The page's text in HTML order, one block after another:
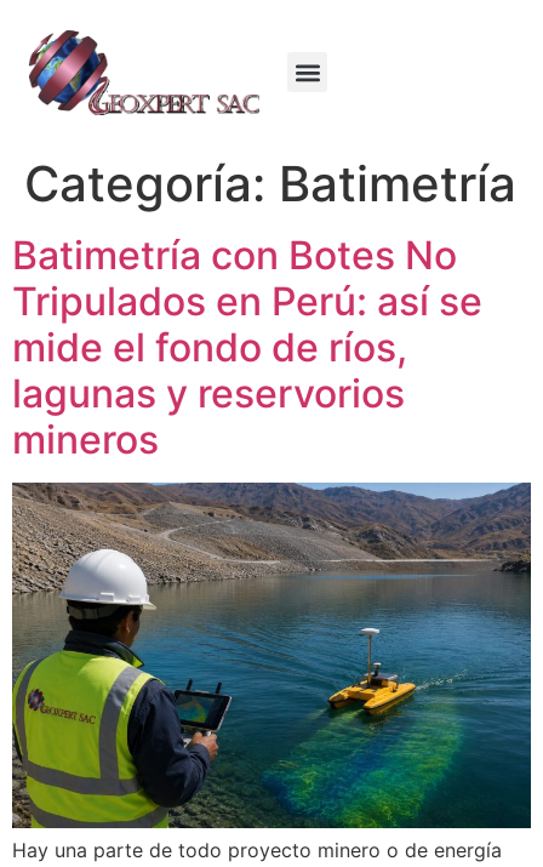
Categoría: Batimetría
Batimetría con Botes No
Tripulados en Perú: así se
mide el fondo de ríos,
lagunas y reservorios
mineros
Hay una parte de todo proyecto minero o de energía